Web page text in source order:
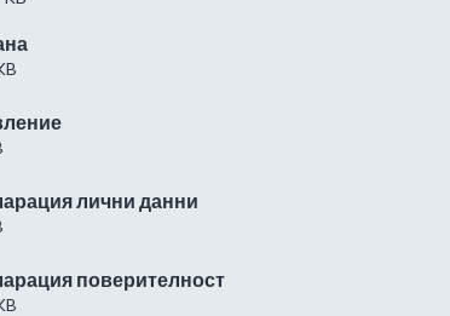
лични данни
поверителност